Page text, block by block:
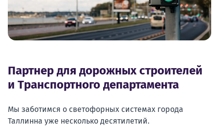
Партнер для дорожных строителей
и Транспортного департамента
Мы заботимся о светофорных системах города
Таллинна уже несколько десятилетий.